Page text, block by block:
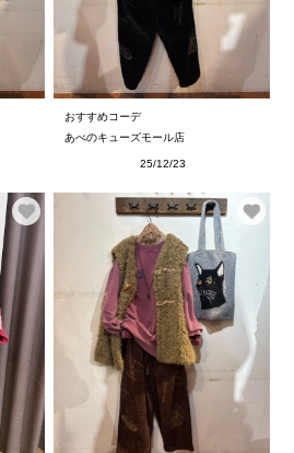
おすすめコーデ
あべのキューズモール店
25/12/23